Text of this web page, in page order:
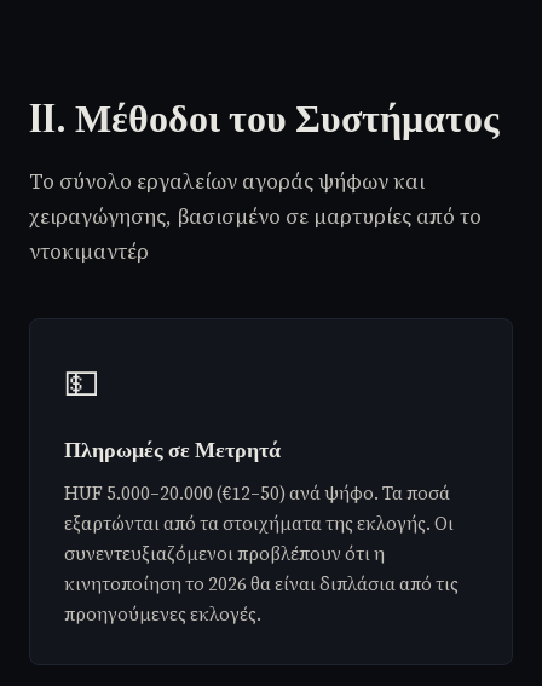
II. Μέθοδοι του Συστήματος
Το σύνολο εργαλείων αγοράς ψήφων και
χειραγώγησης, βασισμένο σε μαρτυρίες από το
ντοκιμαντέρ
💵
Πληρωμές σε Μετρητά
HUF 5.000–20.000 (€12–50) ανά ψήφο. Τα ποσά
εξαρτώνται από τα στοιχήματα της εκλογής. Οι
συνεντευξιαζόμενοι προβλέπουν ότι η
κινητοποίηση το 2026 θα είναι διπλάσια από τις
προηγούμενες εκλογές.